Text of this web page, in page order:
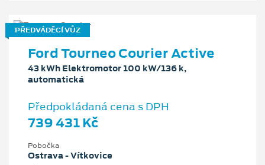
PŘEDVÁDĚCÍ VŮZ
Ford Tourneo Courier Active
43 kWh Elektromotor 100 kW/136 k,
automatická
Předpokládaná cena s DPH
739 431 Kč
Pobočka
Ostrava - Vítkovice